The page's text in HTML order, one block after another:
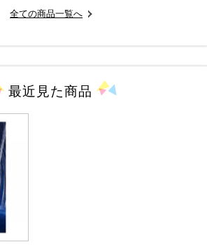
全ての商品一覧へ
最近見た商品